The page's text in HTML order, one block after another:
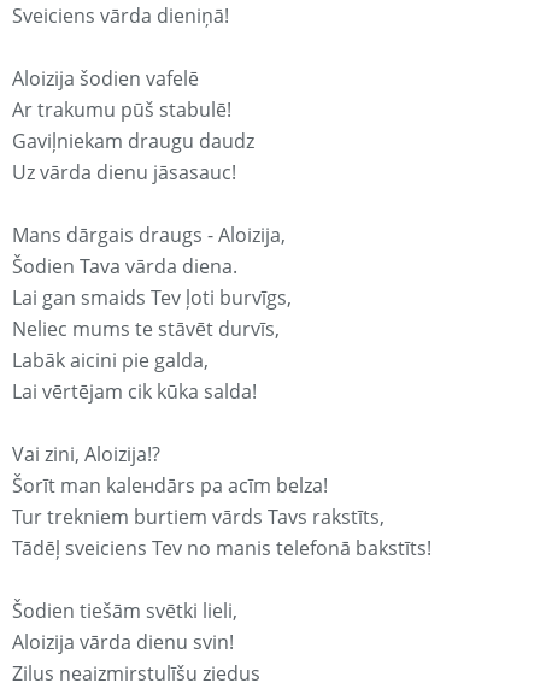
Sveiciens vārda dieniņā!
Aloizija šodien vafelē
Ar trakumu pūš stabulē!
Gaviļniekam draugu daudz
Uz vārda dienu jāsasauc!
Mans dārgais draugs - Aloizija,
Šodien Tava vārda diena.
Lai gan smaids Tev ļoti burvīgs,
Neliec mums te stāvēt durvīs,
Labāk aicini pie galda,
Lai vērtējam cik kūka salda!
Vai zini, Aloizija!?
Šorīt man kaleнdārs pa acīm belza!
Tur trekniem burtiem vārds Tavs rakstīts,
Tādēļ sveiciens Tev no manis telefonā bakstīts!
Šodien tiešām svētki lieli,
Aloizija vārda dienu svin!
Zilus neaizmirstulīšu ziedus